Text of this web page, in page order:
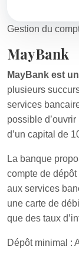
Gestion du
MayBank
MayBank est
plusieurs
services
possible
d’un capital de
La banque
compte de
aux services
une carte de
que des taux
Dépôt minimal :